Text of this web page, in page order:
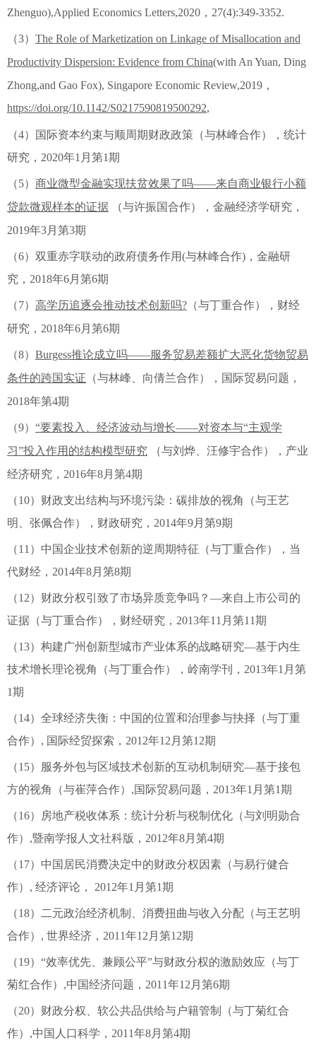
Zhenguo),Applied Economics Letters,2020，27(4):349-3352.
（3） The Role of Marketization on Linkage of Misallocation and
Productivity Dispersion: Evidence from China(with An Yuan, Ding
Zhong,and Gao Fox), Singapore Economic Review,2019，
https://doi.org/10.1142/S0217590819500292,
（4）国际资本约束与顺周期财政政策（与林峰合作），统计
研究，2020年1月第1期
（5） 商业微型金融实现扶贫效果了吗——来自商业银行小额
贷款微观样本的证据
（与许振国合作），金融经济学研究，
2019年3月第3期
（6）双重赤字联动的政府债务作用(与林峰合作)，金融研
究，2018年6月第6期
（7） 高学历追逐会推动技术创新吗? （与丁重合作），财经
研究，2018年6月第6期
（8） Burgess推论成立吗——服务贸易差额扩大恶化货物贸易
条件的跨国实证 （与林峰、向倩兰合作），国际贸易问题，
2018年第4期
（9） “要素投入、经济波动与增长——对资本与“主观学
习”投入作用的结构模型研究
（与刘烨、汪修宇合作），产业
经济研究，2016年8月第4期
（10）财政支出结构与环境污染：碳排放的视角（与王艺
明、张佩合作），财政研究，2014年9月第9期
（11）中国企业技术创新的逆周期特征（与丁重合作），当
代财经，2014年8月第8期
（12）财政分权引致了市场异质竞争吗？—来自上市公司的
证据（与丁重合作），财经研究，2013年11月第11期
（13）构建广州创新型城市产业体系的战略研究—基于内生
技术增长理论视角（与丁重合作），岭南学刊，2013年1月第
1期
（14）全球经济失衡：中国的位置和治理参与抉择（与丁重
合作）, 国际经贸探索，2012年12月第12期
（15）服务外包与区域技术创新的互动机制研究—基于接包
方的视角（与崔萍合作）,国际贸易问题，2013年1月第1期
（16）房地产税收体系：统计分析与税制优化（与刘明勋合
作）,暨南学报人文社科版，2012年8月第4期
（17）中国居民消费决定中的财政分权因素（与易行健合
作）, 经济评论， 2012年1月第1期
（18）二元政治经济机制、消费扭曲与收入分配（与王艺明
合作）, 世界经济，2011年12月第12期
（19）“效率优先、兼顾公平”与财政分权的激励效应（与丁
菊红合作）,中国经济问题，2011年12月第6期
（20）财政分权、软公共品供给与户籍管制（与丁菊红合
作）,中国人口科学，2011年8月第4期